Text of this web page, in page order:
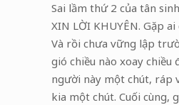
Sai lầm thứ 2 của tân
XIN LỜI KHUYÊN. Gặp ai
Và rồi chưa vững lập
gió chiều nào xoay chiều
người này một chút, ráp
kia một chút. Cuối cùng,